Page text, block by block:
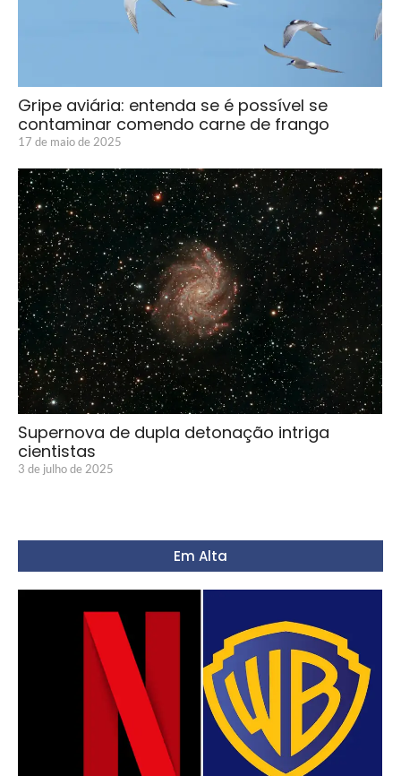
Gripe aviária: entenda se é possível se
contaminar comendo carne de frango
17 de maio de 2025
Supernova de dupla detonação intriga
cientistas
3 de julho de 2025
Em Alta